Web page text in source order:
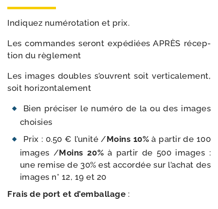
Indiquez numé­ro­ta­tion et prix.
Les com­mandes seront expé­diées APRÈS récep­
tion du règlement
Les images doubles s’ouvrent soit ver­ti­ca­le­ment,
soit horizontalement
Bien pré­ci­ser le numé­ro de la ou des images
choisies
Prix : 0.50 € l’u­ni­té /​Moins 10% à par­tir de 100
images /​Moins 20% à par­tir de 500 images :
une remise de 30% est accor­dée sur l’a­chat des
images n° 12, 19 et 20
Frais de port et d’emballage :